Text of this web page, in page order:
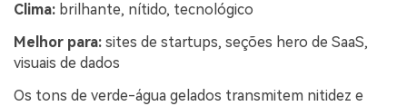
Clima: brilhante, nítido, tecnológico
Melhor para: sites de startups, seções hero de SaaS,
visuais de dados
Os tons de verde-água gelados transmitem nitidez e